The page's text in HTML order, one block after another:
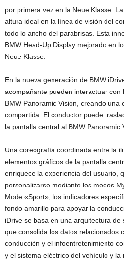
por primera vez en la Neue Klasse.
altura ideal en la línea de visión del
todo lo ancho del parabrisas. Esta
BMW Head-Up Display mejorado en
Neue Klasse.
En la nueva generación de BMW
acompañante pueden interactuar con
BMW Panoramic Vision, creando una
compartida. El conductor puede
la pantalla central al BMW Panoramic
Una coreografía coordinada entre la
elementos gráficos de la pantalla
enriquece la experiencia del usuario,
personalizarse mediante los modos
Mode «Sport», los indicadores
fondo amarillo para apoyar la
iDrive se basa en una arquitectura
que consolida los datos relacionados
conducción y el infoentretenimiento
y el sistema eléctrico del vehículo y la